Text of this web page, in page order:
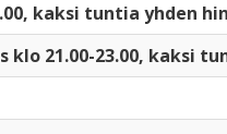
kaksi tuntia yhden
21.00-23.00, kaksi